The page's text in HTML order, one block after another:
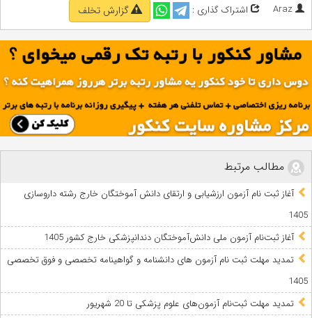
Araz اشتراک گذاری : گزارش تخلف
مطالب مرتبط
آغاز ثبت نام آزمون‌ ارزشیابی و ارتقای دانش آموختگان خارج رشته داروسازی
1405
آغاز ثبت‌نام آزمون ملی دانش‌آموختگان دندانپزشکی خارج کشور 1405
تمدید مهلت ثبت نام آزمون های دانشنامه و گواهینامه تخصصی و فوق تخصصی
1405
تمدید مهلت ثبت‌نام آزمون‌های علوم پزشکی تا 20 شهریور